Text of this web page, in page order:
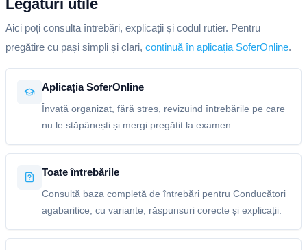
Legături utile
Aici poți consulta întrebări, explicații și codul rutier. Pentru
pregătire cu pași simpli și clari, continuă în aplicația SoferOnline.
Aplicația SoferOnline
Învață organizat, fără stres, revizuind întrebările pe care
nu le stăpânești și mergi pregătit la examen.
Toate întrebările
Consultă baza completă de întrebări pentru Conducători
agabaritice, cu variante, răspunsuri corecte și explicații.